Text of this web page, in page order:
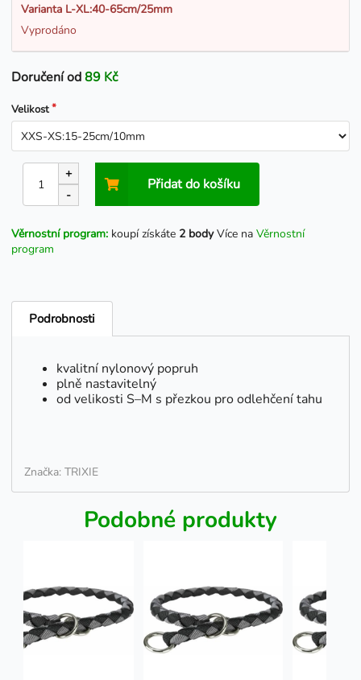
Varianta L-XL:40-65cm/25mm
Vyprodáno
Doručení od89 Kč
Velikost
+
-
Přidat do košíku
Věrnostní program: koupí získáte 2 bodyVíce na Věrnostní
program
Podrobnosti
kvalitní nylonový popruh
plně nastavitelný
od velikosti S–M s přezkou pro odlehčení tahu
Značka: TRIXIE
Podobné produkty